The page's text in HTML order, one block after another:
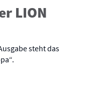
LION
steht das